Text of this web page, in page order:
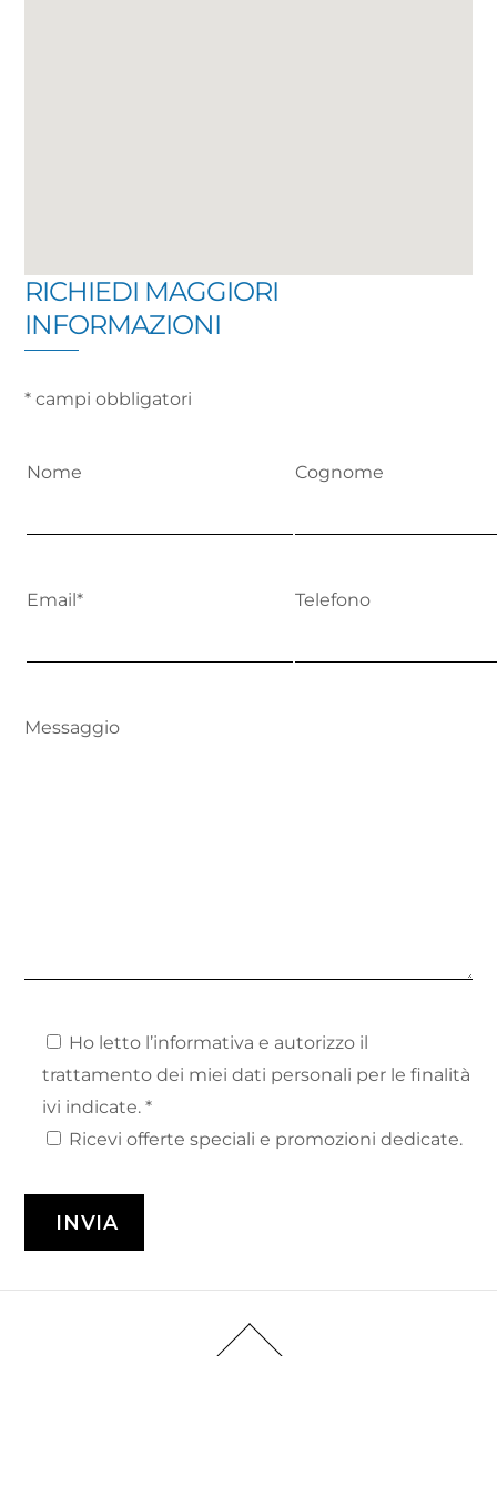
RICHIEDI MAGGIORI
INFORMAZIONI
* campi obbligatori
Nome Cognome
Email* Telefono
Messaggio
Ho letto l’informativa e autorizzo il
trattamento dei miei dati personali per le finalità
ivi indicate. *
Ricevi offerte speciali e promozioni dedicate.